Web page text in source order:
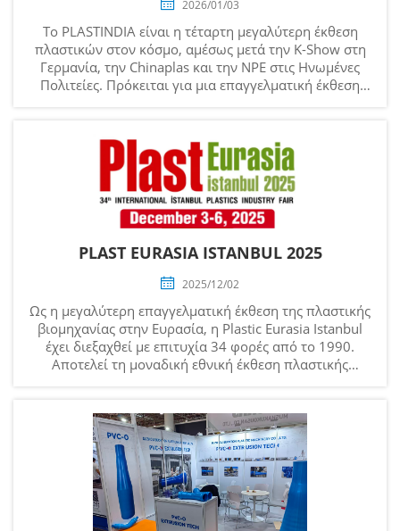
2026/01/03
Το PLASTINDIA είναι η τέταρτη μεγαλύτερη έκθεση
πλαστικών στον κόσμο, αμέσως μετά την K-Show στη
Γερμανία, την Chinaplas και την NPE στις Ηνωμένες
Πολιτείες. Πρόκειται για μια επαγγελματική έκθεση
πλαστικών...
PLAST EURASIA ISTANBUL 2025
2025/12/02
Ως η μεγαλύτερη επαγγελματική έκθεση της πλαστικής
βιομηχανίας στην Ευρασία, η Plastic Eurasia Istanbul
έχει διεξαχθεί με επιτυχία 34 φορές από το 1990.
Αποτελεί τη μοναδική εθνική έκθεση πλαστικής